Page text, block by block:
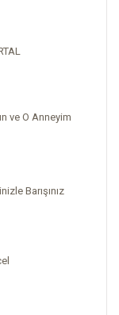
ve O Anneyim
Barışınız